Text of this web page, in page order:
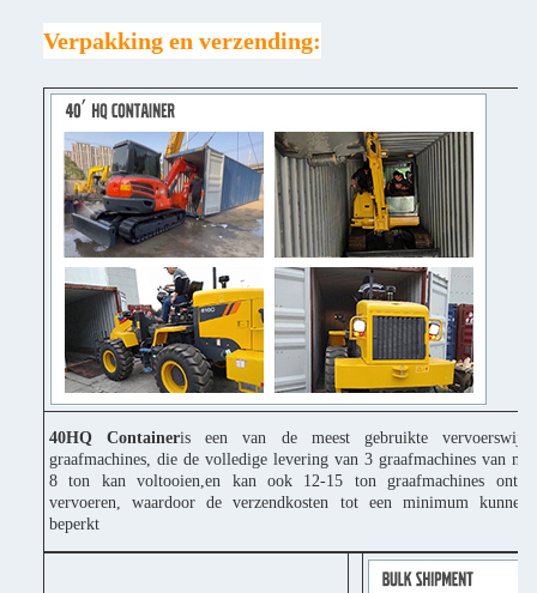
Verpakking en verzending:
40HQ Containeris een van de meest gebruikte
graafmachines, die de volledige levering van 3 graafmachines van
8 ton kan voltooien,en kan ook 12-15 ton graafmachines
vervoeren, waardoor de verzendkosten tot een minimum kunnen
beperkt